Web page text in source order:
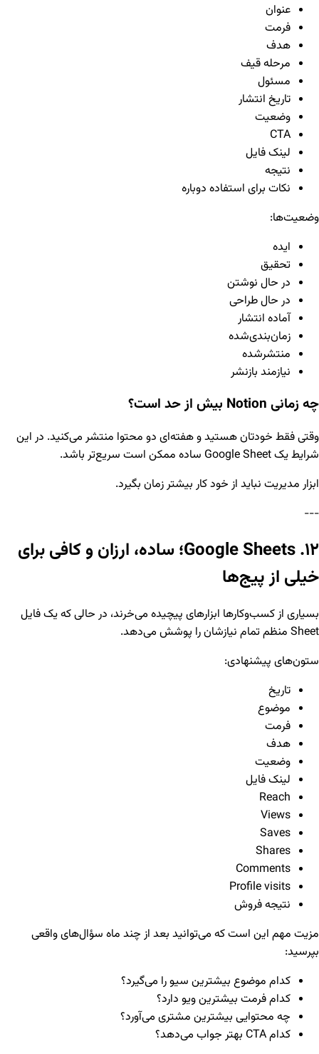
عنوان
فرمت
هدف
مرحله قیف
مسئول
تاریخ انتشار
وضعیت
CTA
لینک فایل
نتیجه
نکات برای استفاده دوباره
وضعیت‌ها:
ایده
تحقیق
در حال نوشتن
در حال طراحی
آماده انتشار
زمان‌بندی‌شده
منتشرشده
نیازمند بازنشر
چه زمانی Notion بیش از حد است؟
وقتی فقط خودتان هستید و هفته‌ای دو محتوا منتشر می‌کنید. در این
شرایط یک Google Sheet ساده ممکن است سریع‌تر باشد.
ابزار مدیریت نباید از خود کار بیشتر زمان بگیرد.
---
۱۲. Google Sheets؛ ساده، ارزان و کافی برای
خیلی از پیج‌ها
بسیاری از کسب‌وکارها ابزارهای پیچیده می‌خرند، در حالی که یک فایل
Sheet منظم تمام نیازشان را پوشش می‌دهد.
ستون‌های پیشنهادی:
تاریخ
موضوع
فرمت
هدف
وضعیت
لینک فایل
Reach
Views
Saves
Shares
Comments
Profile visits
نتیجه فروش
مزیت مهم این است که می‌توانید بعد از چند ماه سؤال‌های واقعی
بپرسید:
کدام موضوع بیشترین سیو را می‌گیرد؟
کدام فرمت بیشترین ویو دارد؟
چه محتوایی بیشترین مشتری می‌آورد؟
کدام CTA بهتر جواب می‌دهد؟